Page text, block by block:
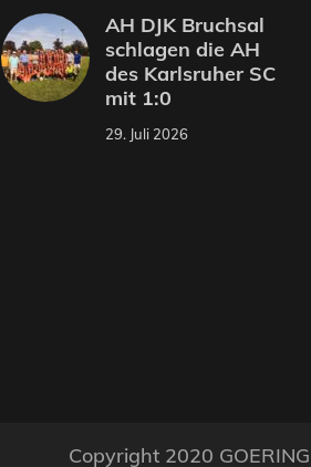
AH DJK Bruchsal
schlagen die AH
des Karlsruher SC
mit 1:0
29. Juli 2026
Copyright 2020